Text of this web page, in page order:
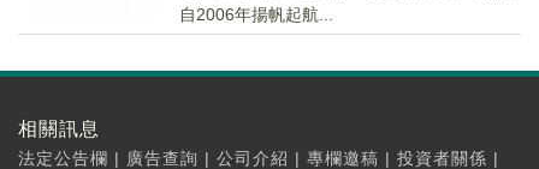
自2006年揚帆起航...
相關訊息
法定公告欄 | 廣告查詢 | 公司介紹 | 專欄邀稿 | 投資者關係 |